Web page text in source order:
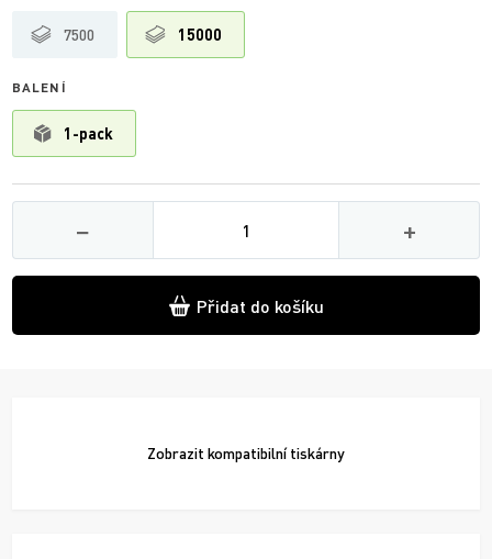
7500 15000
BALENÍ
1-pack
−
Množství
+
Přidat do košíku
Zobrazit kompatibilní tiskárny